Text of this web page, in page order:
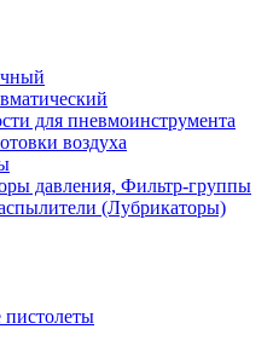
для пневмоинструмента
воздуха
давления, Фильтр-группы
(Лубрикаторы)